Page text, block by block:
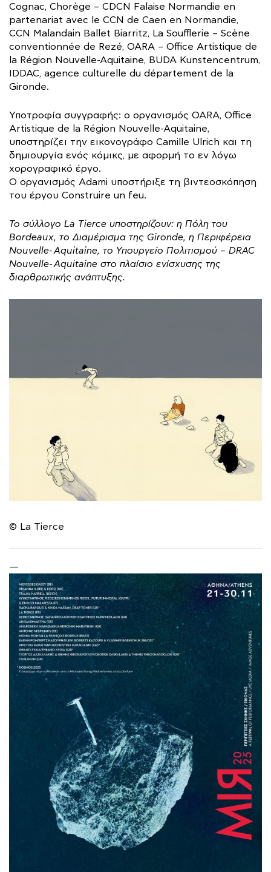
Cognac, Chorège – CDCN Falaise Normandie en
partenariat avec le CCN de Caen en Normandie,
CCN Malandain Ballet Biarritz, La Soufflerie – Scène
conventionnée de Rezé, OARA – Office Artistique de
la Région Nouvelle-Aquitaine, BUDA Kunstencentrum,
IDDAC, agence culturelle du département de la
Gironde.
Υποτροφία συγγραφής: ο οργανισμός OARA, Office
Artistique de la Région Nouvelle-Aquitaine,
υποστηρίζει την εικονογράφο Camille Ulrich και τη
δημιουργία ενός κόμικς, με αφορμή το εν λόγω
χορογραφικό έργο.
Ο οργανισμός Adami υποστήριξε τη βιντεοσκόπηση
του έργου Construire un feu.
Το σύλλογο La Tierce υποστηρίζουν: η Πόλη του
Bordeaux, το Διαμέρισμα της Gironde, η Περιφέρεια
Nouvelle-Aquitaine, το Υπουργείο Πολιτισμού – DRAC
Nouvelle-Aquitaine στο πλαίσιο ενίσχυσης της
διαρθρωτικής ανάπτυξης.
© La Tierce
—